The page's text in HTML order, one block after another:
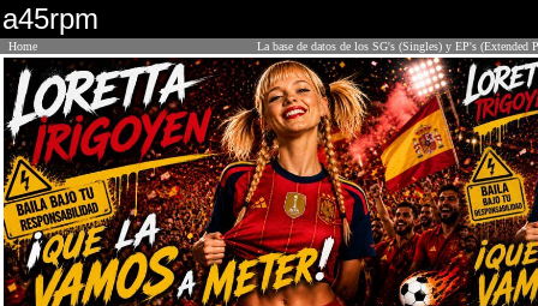
a45rpm
Home La base de datos de los SG's (Singles) y EP's (Extended